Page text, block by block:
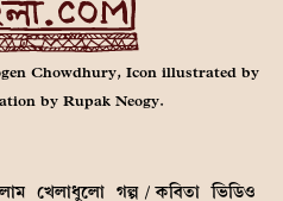
Chowdhury, Icon illustrated by
by Rupak Neogy.
খেলাধুলো গল্প / কবিতা ভিডিও